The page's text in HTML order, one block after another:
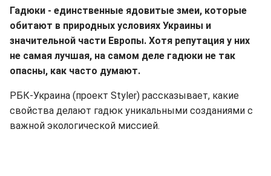
Гадюки - единственные ядовитые змеи, которые
обитают в природных условиях Украины и
значительной части Европы. Хотя репутация у них
не самая лучшая, на самом деле гадюки не так
опасны, как часто думают.
РБК-Украина (проект Styler) рассказывает, какие
свойства делают гадюк уникальными созданиями с
важной экологической миссией.